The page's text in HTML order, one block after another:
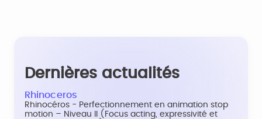
Dernières actualités
Rhinoceros
Rhinocéros - Perfectionnement en animation stop
motion – Niveau II (Focus acting, expressivité et